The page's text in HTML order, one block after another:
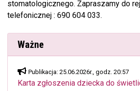
stomatologicznego. Zapraszamy do
telefonicznej : 690 604 033.
Ważne
Publikacja: 25.06.2026r., godz. 20:57
Karta zgłoszenia dziecka do